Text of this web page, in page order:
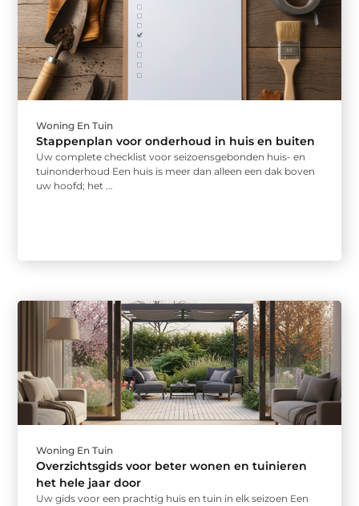
Woning En Tuin
Stappenplan voor onderhoud in huis en buiten
Uw complete checklist voor seizoensgebonden huis- en
tuinonderhoud Een huis is meer dan alleen een dak boven
uw hoofd; het ...
Woning En Tuin
Overzichtsgids voor beter wonen en tuinieren
het hele jaar door
Uw gids voor een prachtig huis en tuin in elk seizoen Een